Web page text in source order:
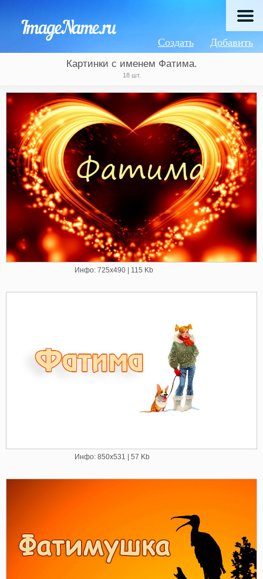
Добавить
Создать
Картинки с именем Фатима.
18 шт.
Инфо: 725х490 | 115 Kb
Инфо: 850х531 | 57 Kb